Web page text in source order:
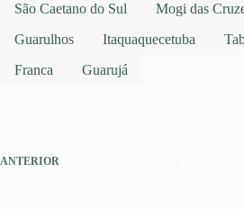
São Caetano do Sul
Mogi das
Guarulhos
Itaquaquecetuba
Franca
Guarujá
ANTERIOR